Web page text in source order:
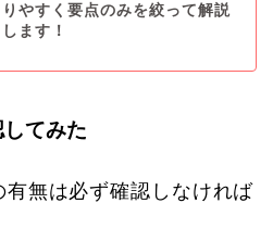
りやすく要点のみを絞って解説
します！
てみた
無は必ず確認しなければ